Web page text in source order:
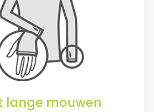
lange mouwen